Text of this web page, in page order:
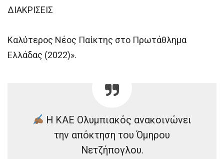
ΔΙΑΚΡΙΣΕΙΣ
Καλύτερος Νέος Παίκτης στο Πρωτάθλημα
Ελλάδας (2022)».
Η ΚΑΕ Ολυμπιακός ανακοινώνει
την απόκτηση του Όμηρου
Νετζήπογλου.